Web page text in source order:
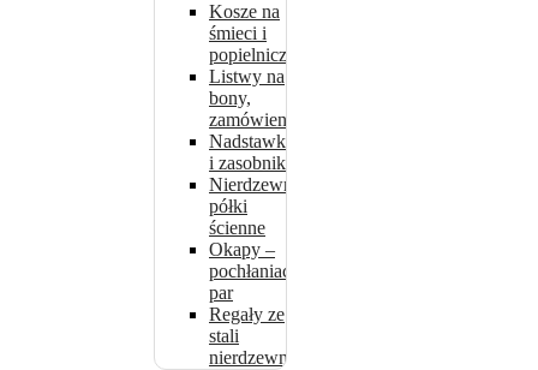
Kosze na
śmieci i
popielniczki
Listwy na
bony,
zamówienia
Nadstawki
i zasobniki
Nierdzewne
półki
ścienne
Okapy –
pochłaniacze
par
Regały ze
stali
nierdzewnej